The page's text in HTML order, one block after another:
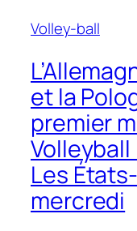
Volley-ball
et la
premier
Les
mercredi